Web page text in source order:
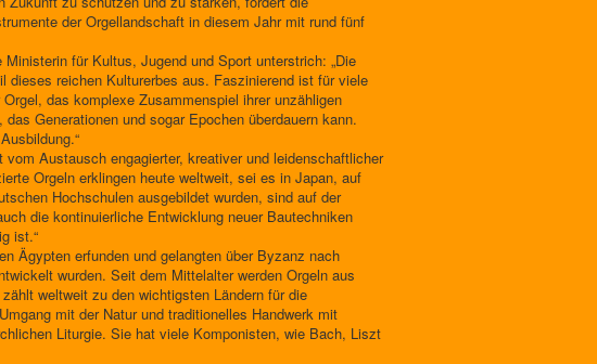
der Orgellandschaft in diesem Jahr mit rund fünf
für Kultus, Jugend und Sport unterstrich: „Die
dieses reichen Kulturerbes aus. Faszinierend ist für viele
das komplexe Zusammenspiel ihrer unzähligen
Generationen und sogar Epochen überdauern kann.
Austausch engagierter, kreativer und leidenschaftlicher
Orgeln erklingen heute weltweit, sei es in Japan, auf
Hochschulen ausgebildet wurden, sind auf der
die kontinuierliche Entwicklung neuer Bautechniken
ist.“
Ägypten erfunden und gelangten über Byzanz nach
wurden. Seit dem Mittelalter werden Orgeln aus
weltweit zu den wichtigsten Ländern für die
mit der Natur und traditionelles Handwerk mit
Liturgie. Sie hat viele Komponisten, wie Bach, Liszt